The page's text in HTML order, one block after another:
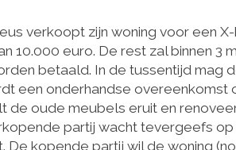
verkoopt zijn woning voor een
10.000 euro. De rest zal binnen 3
betaald. In de tussentijd mag
een onderhandse
de oude meubels eruit en
partij wacht tevergeefs
De kopende partij wil de woning